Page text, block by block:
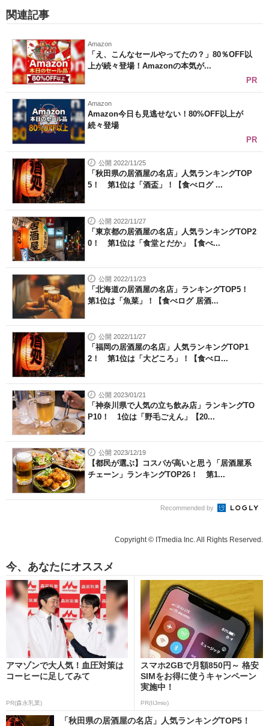
関連記事
Amazon
「え、こんなセールやってたの？」80％OFF以
上が続々登場！Amazonの本気が...
PR
Amazon
Amazon今日も見逃せない！80%OFF以上が
続々登場
PR
公開 2022/11/25
「秋田県の居酒屋の名店」人気ランキングTOP
5！ 第1位は「酒盃」！【食べログ ...
公開 2022/11/27
「東京都の居酒屋の名店」人気ランキングTOP2
0！ 第1位は「食堂とだか」【食べ...
公開 2022/11/23
「北海道の居酒屋の名店」ランキングTOP5！
第1位は「魚菜」！【食べログ 居酒...
公開 2022/11/27
「福岡の居酒屋の名店」人気ランキングTOP1
2！ 第1位は「大どころ」！【食べロ...
公開 2023/01/21
「神奈川県で人気の立ち飲み店」ランキングTO
P10！ 1位は「野毛ごえん」【20...
公開 2023/12/19
【都民が選ぶ】コスパが高いと思う「居酒屋系
チェーン」ランキングTOP26！ 第1...
Recommended by
Copyright © ITmedia Inc. All Rights Reserved.
今、あなたにオススメ
アマゾンで大人気！血圧対策は
コーヒーに足してみて
PR(森永乳業)
スマホ2GBで月額850円～ 格安
SIMをお得に使うキャンペーン
実施中！
PR(IIJmio)
「秋田県の居酒屋の名店」人気ランキングTOP5！